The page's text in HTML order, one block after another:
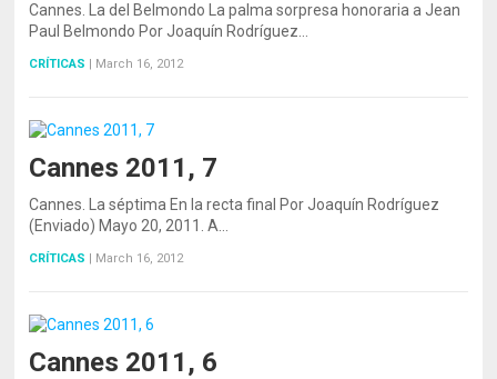
Cannes. La del Belmondo La palma sorpresa honoraria a Jean
Paul Belmondo Por Joaquín Rodríguez…
CRÍTICAS | March 16, 2012
Cannes 2011, 7
Cannes. La séptima En la recta final Por Joaquín Rodríguez
(Enviado) Mayo 20, 2011. A…
CRÍTICAS | March 16, 2012
Cannes 2011, 6